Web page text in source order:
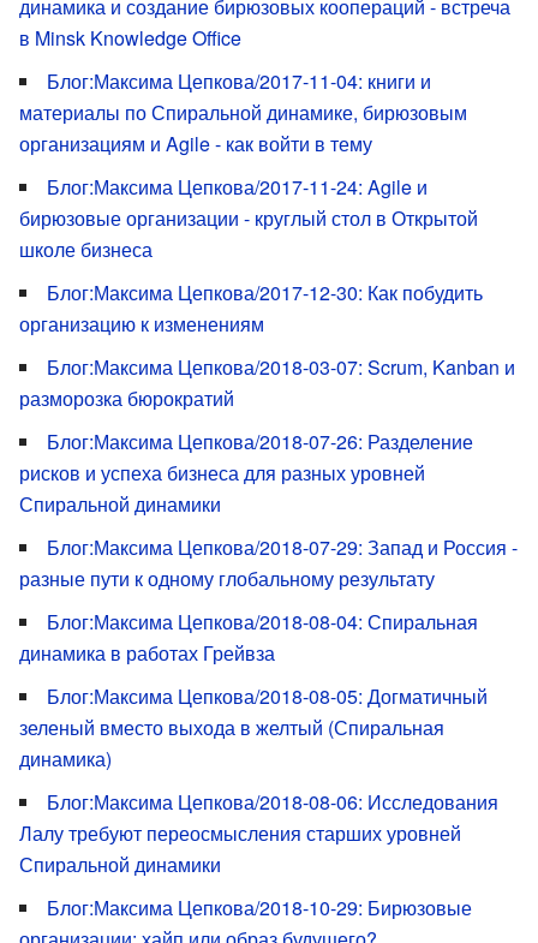
динамика и создание бирюзовых коопераций - встреча
в Minsk Knowledge Office
Блог:Максима Цепкова/2017-11-04: книги и
материалы по Спиральной динамике, бирюзовым
организациям и Agile - как войти в тему
Блог:Максима Цепкова/2017-11-24: Agile и
бирюзовые организации - круглый стол в Открытой
школе бизнеса
Блог:Максима Цепкова/2017-12-30: Как побудить
организацию к изменениям
Блог:Максима Цепкова/2018-03-07: Scrum, Kanban и
разморозка бюрократий
Блог:Максима Цепкова/2018-07-26: Разделение
рисков и успеха бизнеса для разных уровней
Спиральной динамики
Блог:Максима Цепкова/2018-07-29: Запад и Россия -
разные пути к одному глобальному результату
Блог:Максима Цепкова/2018-08-04: Спиральная
динамика в работах Грейвза
Блог:Максима Цепкова/2018-08-05: Догматичный
зеленый вместо выхода в желтый (Спиральная
динамика)
Блог:Максима Цепкова/2018-08-06: Исследования
Лалу требуют переосмысления старших уровней
Спиральной динамики
Блог:Максима Цепкова/2018-10-29: Бирюзовые